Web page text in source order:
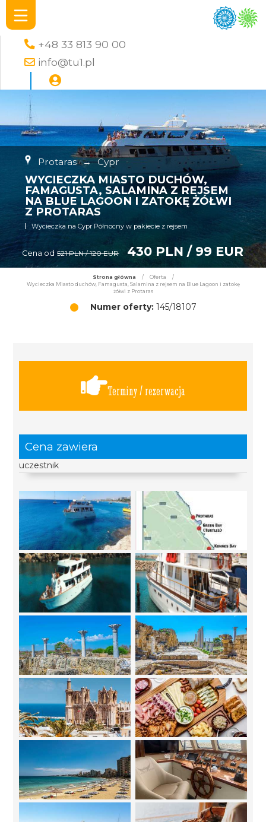
+48 33 813 90 00
info@tu1.pl
Protaras → Cypr
WYCIECZKA MIASTO DUCHÓW,
FAMAGUSTA, SALAMINA Z REJSEM
NA BLUE LAGOON I ZATOKĘ ŻÓŁWI
Z PROTARAS
Wycieczka na Cypr Północny w pakiecie z rejsem
Cena od 521 PLN / 120 EUR 430 PLN / 99 EUR
Strona główna / Oferta
/
Wycieczka Miasto duchów, Famagusta, Salamina z rejsem na Blue Lagoon i zatokę
żółwi z Protaras
Numer oferty:145/18107
Terminy / rezerwacja
Cena zawiera
uczestnik